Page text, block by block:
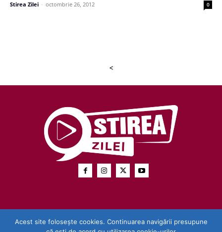
Stirea Zilei - octombrie 26, 2012 0
<
Acest site folosește cookies. Continuarea navigării presupune